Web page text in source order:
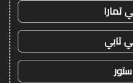
تمارا
تابي